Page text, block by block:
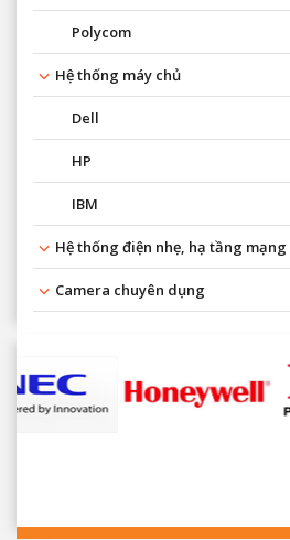
Polycom
Hệ thống máy chủ
Dell
HP
IBM
Hệ thống điện nhẹ, hạ tầng mạng
Camera chuyên dụng